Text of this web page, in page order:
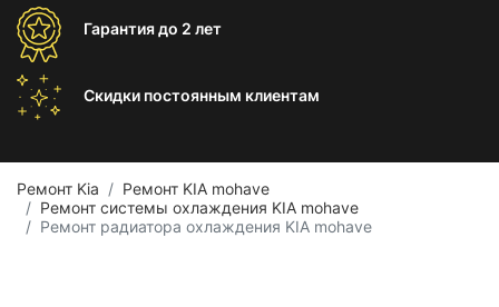
Гарантиядо 2 лет
Скидки постоянным клиентам
Ремонт Kia
Ремонт KIA mohave
Ремонт системы охлаждения KIA mohave
Ремонт радиатора охлаждения KIA mohave